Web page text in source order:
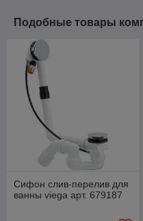
Подобные товары
Сифон слив-перелив для
ванны viega арт. 679187